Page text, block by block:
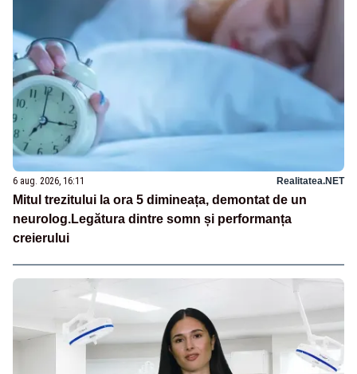
6 aug. 2026, 16:11 Realitatea.NET
Mitul trezitului la ora 5 dimineața, demontat de un
neurolog.Legătura dintre somn și performanța
creierului